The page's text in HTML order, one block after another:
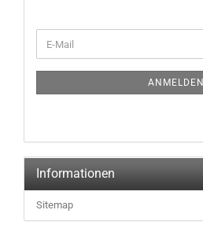
ZUR
E-
Mail
ANMELDEN
Informationen
Sitemap